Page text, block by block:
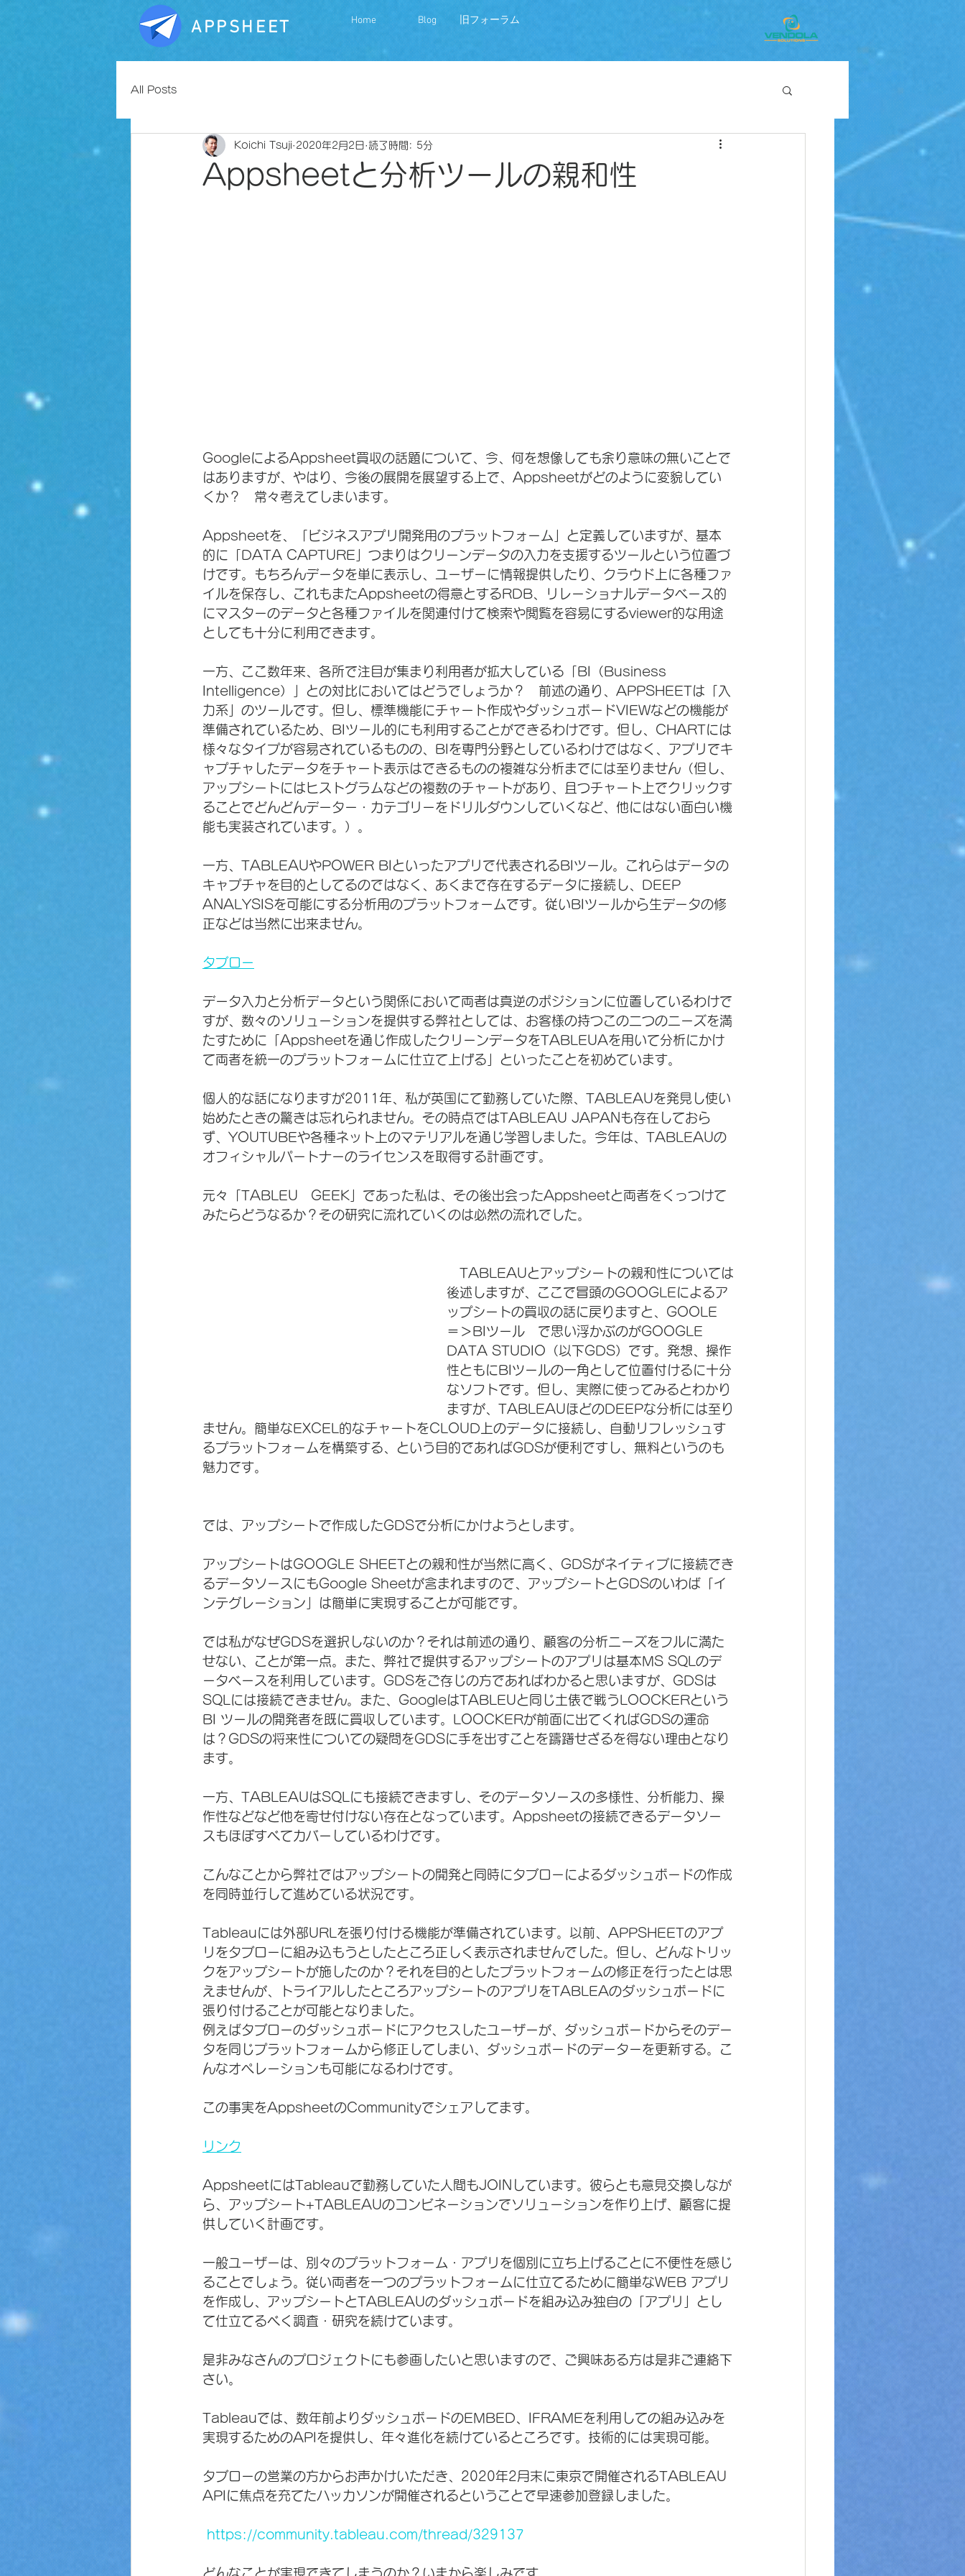
APPSHEET Home Blog 旧フォーラム
All Posts
Appsheetと分析ツールの親和性
Koichi Tsuji 2020年2月2日 読了時間: 5分
GoogleによるAppsheet買収の話題について、今、何を想像しても余り意味の無いことで
はありますが、やはり、今後の展開を展望する上で、Appsheetがどのように変貌してい
くか？　常々考えてしまいます。
Appsheetを、「ビジネスアプリ開発用のプラットフォーム」と定義していますが、基本
的に「DATA CAPTURE」つまりはクリーンデータの入力を支援するツールという位置づ
けです。もちろんデータを単に表示し、ユーザーに情報提供したり、クラウド上に各種ファ
イルを保存し、これもまたAppsheetの得意とするRDB、リレーショナルデータベース的
にマスターのデータと各種ファイルを関連付けて検索や閲覧を容易にするviewer的な用途
としても十分に利用できます。
一方、ここ数年来、各所で注目が集まり利用者が拡大している「BI（Business
Intelligence）」との対比においてはどうでしょうか？　前述の通り、APPSHEETは「入
力系」のツールです。但し、標準機能にチャート作成やダッシュボードVIEWなどの機能が
準備されているため、BIツール的にも利用することができるわけです。但し、CHARTには
様々なタイプが容易されているものの、BIを専門分野としているわけではなく、アプリでキ
ャプチャしたデータをチャート表示はできるものの複雑な分析までには至りません（但し、
アップシートにはヒストグラムなどの複数のチャートがあり、且つチャート上でクリックす
ることでどんどんデーター・カテゴリーをドリルダウンしていくなど、他にはない面白い機
能も実装されています。）。
一方、TABLEAUやPOWER BIといったアプリで代表されるBIツール。これらはデータの
キャプチャを目的としてるのではなく、あくまで存在するデータに接続し、DEEP
ANALYSISを可能にする分析用のプラットフォームです。従いBIツールから生データの修
正などは当然に出来ません。
タブロー
データ入力と分析データという関係において両者は真逆のポジションに位置しているわけで
すが、数々のソリューションを提供する弊社としては、お客様の持つこの二つのニーズを満
たすために「Appsheetを通じ作成したクリーンデータをTABLEUAを用いて分析にかけ
て両者を統一のプラットフォームに仕立て上げる」といったことを初めています。
個人的な話になりますが2011年、私が英国にて勤務していた際、TABLEAUを発見し使い
始めたときの驚きは忘れられません。その時点ではTABLEAU JAPANも存在しておら
ず、YOUTUBEや各種ネット上のマテリアルを通じ学習しました。今年は、TABLEAUの
オフィシャルパートナーのライセンスを取得する計画です。
元々「TABLEU　GEEK」であった私は、その後出会ったAppsheetと両者をくっつけて
みたらどうなるか？その研究に流れていくのは必然の流れでした。
TABLEAUとアップシートの親和性については
後述しますが、ここで冒頭のGOOGLEによるア
ップシートの買収の話に戻りますと、GOOLE
＝＞BIツール　で思い浮かぶのがGOOGLE
DATA STUDIO（以下GDS）です。発想、操作
性ともにBIツールの一角として位置付けるに十分
なソフトです。但し、実際に使ってみるとわかり
ますが、TABLEAUほどのDEEPな分析には至り
ません。簡単なEXCEL的なチャートをCLOUD上のデータに接続し、自動リフレッシュす
るプラットフォームを構築する、という目的であればGDSが便利ですし、無料というのも
魅力です。
では、アップシートで作成したGDSで分析にかけようとします。
アップシートはGOOGLE SHEETとの親和性が当然に高く、GDSがネイティブに接続でき
るデータソースにもGoogle Sheetが含まれますので、アップシートとGDSのいわば「イ
ンテグレーション」は簡単に実現することが可能です。
では私がなぜGDSを選択しないのか？それは前述の通り、顧客の分析ニーズをフルに満た
せない、ことが第一点。また、弊社で提供するアップシートのアプリは基本MS SQLのデ
ータベースを利用しています。GDSをご存じの方であればわかると思いますが、GDSは
SQLには接続できません。また、GoogleはTABLEUと同じ土俵で戦うLOOCKERという
BI ツールの開発者を既に買収しています。LOOCKERが前面に出てくればGDSの運命
は？GDSの将来性についての疑問をGDSに手を出すことを躊躇せざるを得ない理由となり
ます。
一方、TABLEAUはSQLにも接続できますし、そのデータソースの多様性、分析能力、操
作性などなど他を寄せ付けない存在となっています。Appsheetの接続できるデータソー
スもほぼすべてカバーしているわけです。
こんなことから弊社ではアップシートの開発と同時にタブローによるダッシュボードの作成
を同時並行して進めている状況です。
Tableauには外部URLを張り付ける機能が準備されています。以前、APPSHEETのアプ
リをタブローに組み込もうとしたところ正しく表示されませんでした。但し、どんなトリッ
クをアップシートが施したのか？それを目的としたプラットフォームの修正を行ったとは思
えませんが、トライアルしたところアップシートのアプリをTABLEAのダッシュボードに
張り付けることが可能となりました。
例えばタブローのダッシュボードにアクセスしたユーザーが、ダッシュボードからそのデー
タを同じプラットフォームから修正してしまい、ダッシュボードのデーターを更新する。こ
んなオペレーションも可能になるわけです。
この事実をAppsheetのCommunityでシェアしてます。
リンク
AppsheetにはTableauで勤務していた人間もJOINしています。彼らとも意見交換しなが
ら、アップシート+TABLEAUのコンビネーションでソリューションを作り上げ、顧客に提
供していく計画です。
一般ユーザーは、別々のプラットフォーム・アプリを個別に立ち上げることに不便性を感じ
ることでしょう。従い両者を一つのプラットフォームに仕立てるために簡単なWEB アプリ
を作成し、アップシートとTABLEAUのダッシュボードを組み込み独自の「アプリ」とし
て仕立てるべく調査・研究を続けています。
是非みなさんのプロジェクトにも参画したいと思いますので、ご興味ある方は是非ご連絡下
さい。
Tableauでは、数年前よりダッシュボードのEMBED、IFRAMEを利用しての組み込みを
実現するためのAPIを提供し、年々進化を続けているところです。技術的には実現可能。
タブローの営業の方からお声かけいただき、2020年2月末に東京で開催されるTABLEAU
APIに焦点を充てたハッカソンが開催されるということで早速参加登録しました。
https://community.tableau.com/thread/329137
どんなことが実現できてしまうのか？いまから楽しみです。